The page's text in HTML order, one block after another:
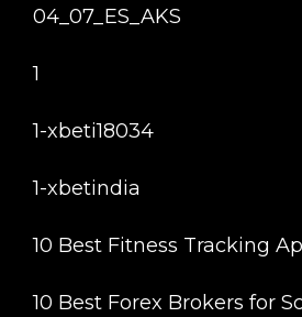
04_07_ES_AKS
1
1-xbeti18034
1-xbetindia
10 Best Fitness Tracking
10 Best Forex Brokers for